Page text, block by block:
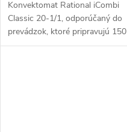
Konvektomat Rational iCombi
Classic 20-1/1, odporúčaný do
prevádzok, ktoré pripravujú 150
až 300 porcií.